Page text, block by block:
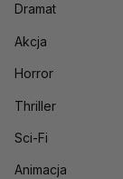
Dramat
Akcja
Horror
Thriller
Sci-Fi
Animacja